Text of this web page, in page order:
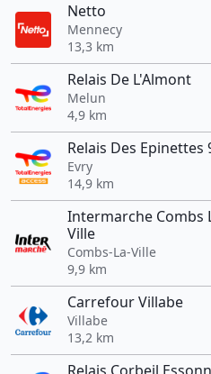
Netto
Mennecy
13,3 km
Relais De L'Almont
Melun
4,9 km
Relais Des Epinettes
Evry
14,9 km
Intermarche Combs
Ville
Combs-La-Ville
9,9 km
Carrefour Villabe
Villabe
13,2 km